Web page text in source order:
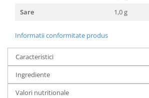
Sare
1,0 g
Informatii conformitate produs
Caracteristici
Ingrediente
Valori nutritionale